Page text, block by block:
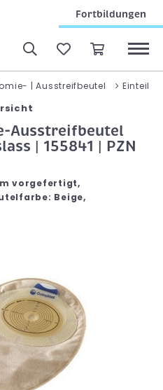
Fortbildungen
| Ausstreifbeutel
Ausstreifbeutel
| 155841 | PZN
vorgefertigt,
Beige,